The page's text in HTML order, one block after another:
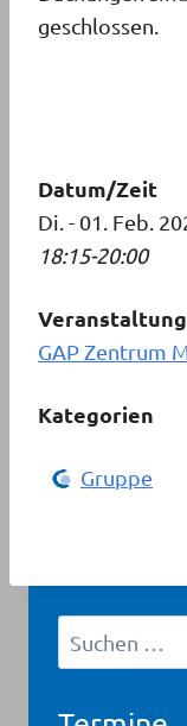
geschlossen.
Datum/Zeit
Di. - 01. Feb.
18:15-20:00
GAP Zentrum
Kategorien
Gruppe
Suchen
nach: